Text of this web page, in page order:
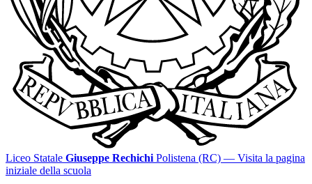
Liceo Statale Giuseppe Rechichi Polistena (RC) — Visita la pagina
iniziale della scuola